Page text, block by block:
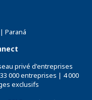
Paraná
privé d'entreprises
000 entreprises | 4 000
exclusifs